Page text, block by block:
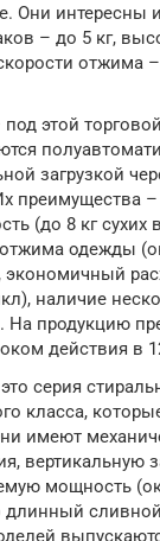
Они интересны
– до 5 кг,
отжима
этой
загрузкой
преимущества
(до 8 кг сухих
одежды
экономичный
наличие
На продукцию
действия в
серия
класса,
имеют
вертикальную
мощность
длинный